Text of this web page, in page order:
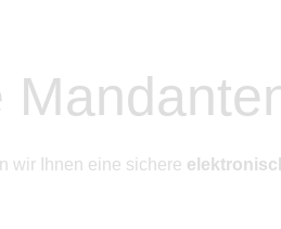
wir Ihnen eine sichere